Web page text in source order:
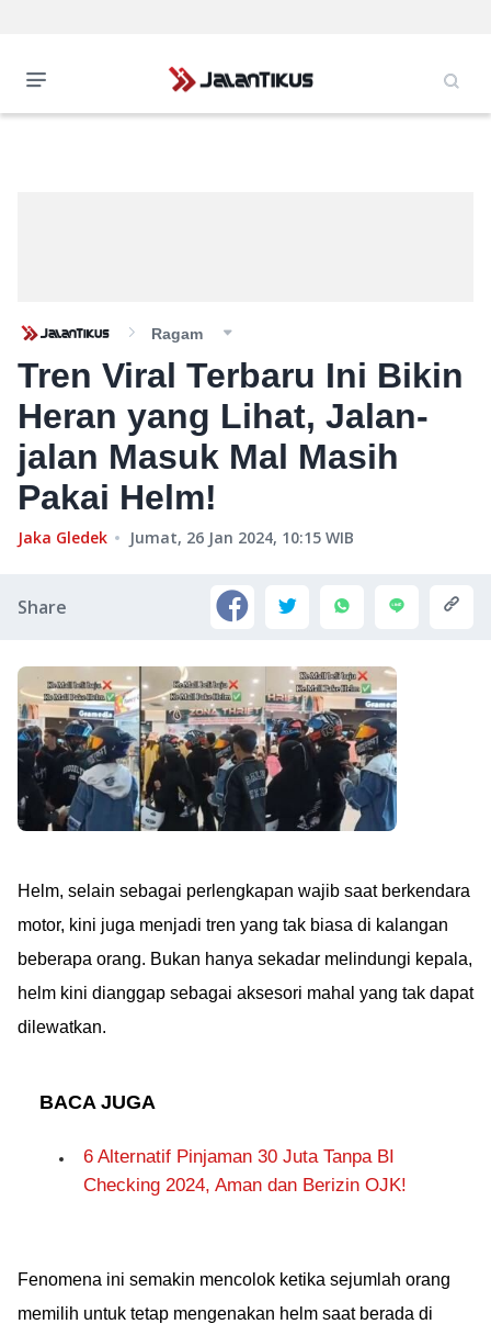
Ragam
Tren Viral Terbaru Ini Bikin
Heran yang Lihat, Jalan-
jalan Masuk Mal Masih
Pakai Helm!
Jaka Gledek Jumat, 26 Jan 2024, 10:15 WIB
Share
Helm, selain sebagai perlengkapan wajib saat berkendara
motor, kini juga menjadi tren yang tak biasa di kalangan
beberapa orang. Bukan hanya sekadar melindungi kepala,
helm kini dianggap sebagai aksesori mahal yang tak dapat
dilewatkan.
BACA JUGA
6 Alternatif Pinjaman 30 Juta Tanpa BI
Checking 2024, Aman dan Berizin OJK!
Fenomena ini semakin mencolok ketika sejumlah orang
memilih untuk tetap mengenakan helm saat berada di